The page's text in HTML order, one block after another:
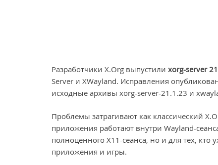
Разработчики X.Org выпустили xorg-server
Server и XWayland. Исправления
исходные архивы xorg-server-21.1.23 и
Проблемы затрагивают как классический
приложения работают внутри Wayland-
полноценного X11-сеанса, но и для тех, кто
приложения и игры.